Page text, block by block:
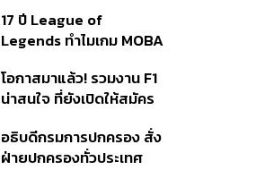
อยู่ที่ระบบภาษี
17 ปี League of
Legends ทำไมเกม MOBA
กาลเวลา?
โอกาสมาแล้ว! รวมงาน F1
น่าสนใจ ที่ยังเปิดให้สมัคร
อธิบดีกรมการปกครอง สั่ง
ฝ่ายปกครองทั่วประเทศ